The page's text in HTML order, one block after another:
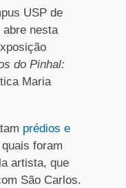
USP de
nesta
do Pinhal:
Maria
prédios e
foram
artista, que
São Carlos.